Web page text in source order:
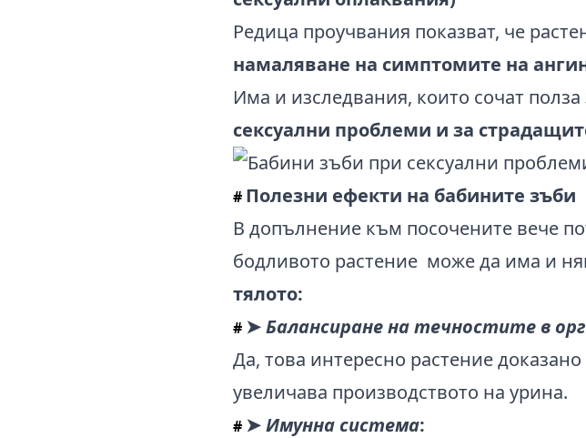
Редица проучвания показват, че
намаляване на симптомите на
Има и изследвания, които сочат
сексуални проблеми и за
# Полезни ефекти на бабините зъби
В допълнение към посочените вече
бодливото растение може да има и
тялото:
# ➤Балансиране на течностите в
Да, това интересно растение
увеличава производството на урина.
# ➤Имунна система: